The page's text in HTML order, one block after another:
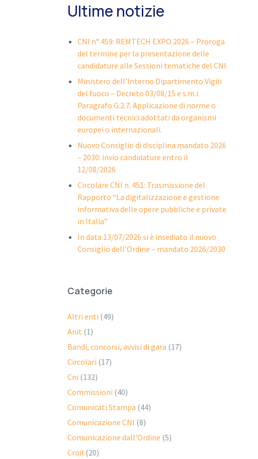
Ultime notizie
CNI n° 459: REMTECH EXPO 2026 – Proroga
del termine per la presentazione delle
candidature alle Sessioni tematiche del CNI
Ministero dell’Interno Dipartimento Vigili
del fuoco – Decreto 03/08/15 e s.m.i.
Paragrafo G.2.7. Applicazione di norme o
documenti tecnici adottati da organismi
europei o internazionali.
Nuovo Consiglio di disciplina mandato 2026
– 2030: invio candidature entro il
12/08/2026
Circolare CNI n. 451: Trasmissione del
Rapporto “La digitalizzazione e gestione
informativa delle opere pubbliche e private
in Italia”
In data 13/07/2026 si è insediato il nuovo
Consiglio dell’Ordine – mandato 2026/2030
Categorie
Altri enti (49)
Anit (1)
Bandi, concorsi, avvisi di gara (17)
Circolari (17)
Cni (132)
Commissioni (40)
Comunicati Stampa (44)
Comunicazione CNI (8)
Comunicazione dall'Ordine (5)
Croil (20)